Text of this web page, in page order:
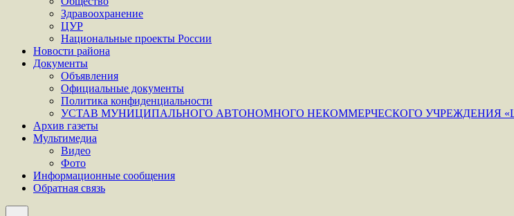
Здравоохранение
ЦУР
Национальные проекты России
Новости района
Документы
Объявления
Официальные документы
Политика конфиденциальности
УСТАВ МУНИЦИПАЛЬНОГО АВТОНОМНОГО НЕКОММЕРЧЕСКОГО УЧРЕЖДЕНИЯ
Архив газеты
Мультимедиа
Видео
Фото
Информационные сообщения
Обратная связь